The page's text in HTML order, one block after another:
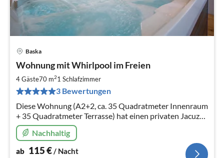
Baska
Wohnung mit Whirlpool im Freien
4 Gäste70 m21 Schlafzimmer
3 Bewertungen
Diese Wohnung (A2+2, ca. 35 Quadratmeter Innenraum
+ 35 Quadratmeter Terrasse) hat einen privaten Jacuzzi
auf der Holzterrasse und kann bis zu 4 Personen
beherbergen.
Nachhaltig
ab 115€/ Nacht